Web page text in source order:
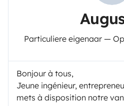
Particuliere eigenaar —
Bonjour à tous,
Jeune ingénieur,
mets à disposition notre